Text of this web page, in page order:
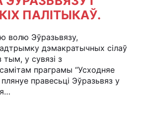
ПАЛІТЫКАЎ.
волю Эўразьвязу,
дэмакратычных сілаў
тым, у сувязі з
праграмы “Усходняе
плянуе правесьці Эўразьвяз у